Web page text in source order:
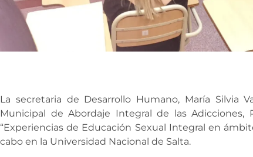
La secretaria de Desarrollo Humano, María Silvia
Municipal de Abordaje Integral de las Adicciones,
“Experiencias de Educación Sexual Integral en
cabo en la Universidad Nacional de Salta.